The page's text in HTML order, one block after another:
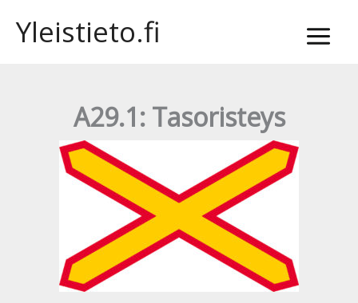
sisältöön
Yleistieto.fi
A29.1: Tasoristeys